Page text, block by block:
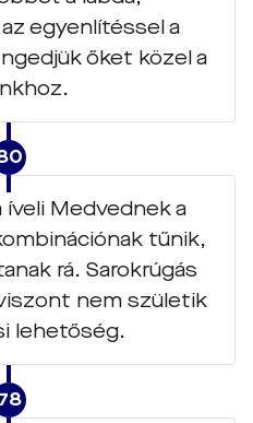
egyenlítéssel a
őket közel a
íveli Medvednek a
tűnik,
rá. Sarokrúgás
nem születik
lehetőség.